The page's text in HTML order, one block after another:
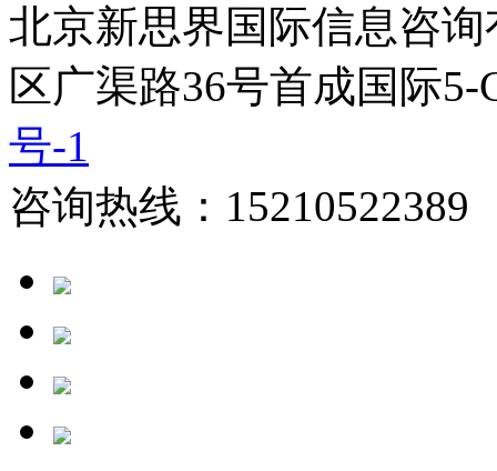
北京新思界国际信息咨
区广渠路36号首成国际
号-1
咨询热线：